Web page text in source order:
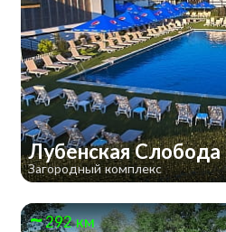
Лубенская Слобода
Загородный комплекс
292 км